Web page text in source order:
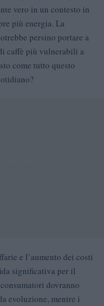
vero in un contesto in
più energia. La
persino portare a
caffè più vulnerabili a
come tutto questo
e l’aumento dei costi
significativa per il
dovranno
evoluzione, mentre i